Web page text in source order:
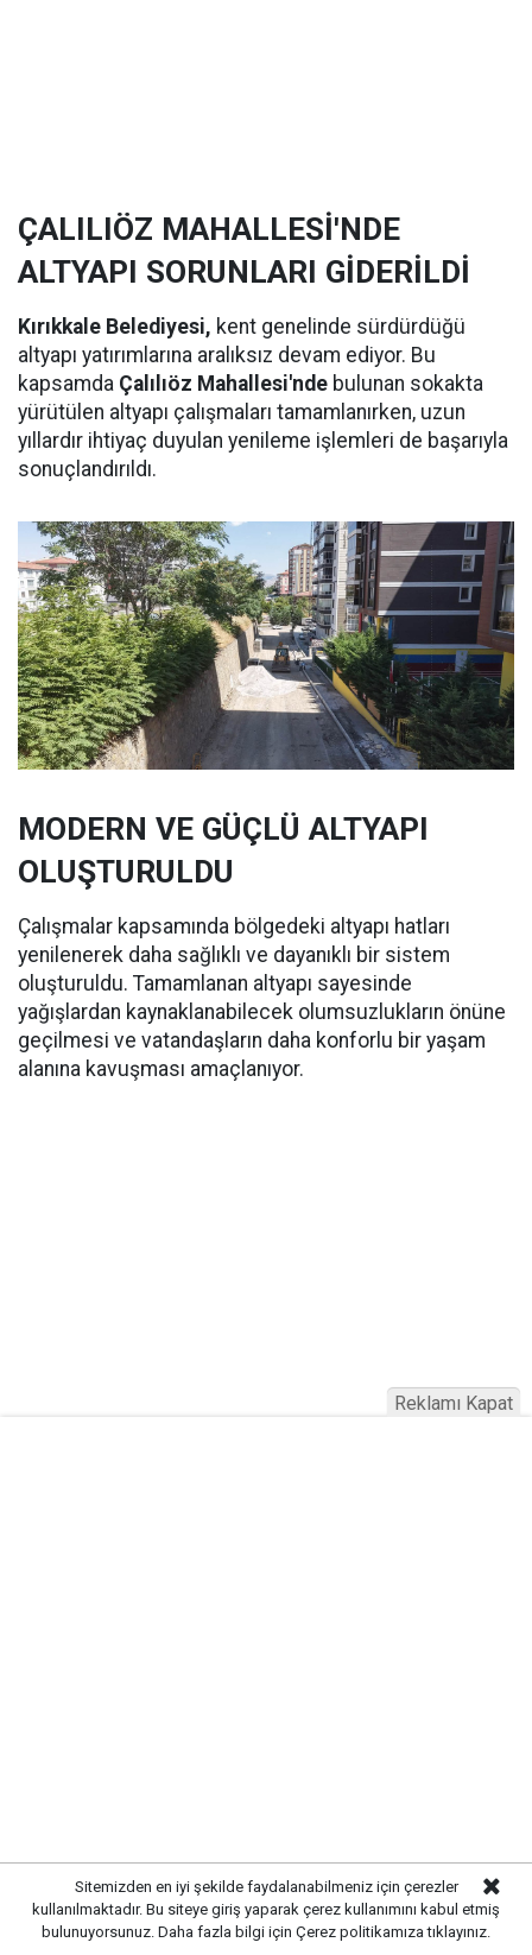
ÇALILIÖZ MAHALLESİ'NDE
ALTYAPI SORUNLARI GİDERİLDİ
Kırıkkale Belediyesi, kent genelinde sürdürdüğü
altyapı yatırımlarına aralıksız devam ediyor. Bu
kapsamda Çalılıöz Mahallesi'nde bulunan sokakta
yürütülen altyapı çalışmaları tamamlanırken, uzun
yıllardır ihtiyaç duyulan yenileme işlemleri de başarıyla
sonuçlandırıldı.
MODERN VE GÜÇLÜ ALTYAPI
OLUŞTURULDU
Çalışmalar kapsamında bölgedeki altyapı hatları
yenilenerek daha sağlıklı ve dayanıklı bir sistem
oluşturuldu. Tamamlanan altyapı sayesinde
yağışlardan kaynaklanabilecek olumsuzlukların önüne
geçilmesi ve vatandaşların daha konforlu bir yaşam
alanına kavuşması amaçlanıyor.
yenileme, kaldırım düzenlemeleri ve çevre düzenleme
çalışmalarıyla birlikte sokağın modern bir görünüme
kavuşturulması planlanıyor.
Sitemizden en iyi şekilde faydalanabilmeniz için çerezler
kullanılmaktadır. Bu siteye giriş yaparak çerez kullanımını kabul etmiş
bulunuyorsunuz. Daha fazla bilgi için Çerez politikamıza tıklayınız.
Reklamı Kapat